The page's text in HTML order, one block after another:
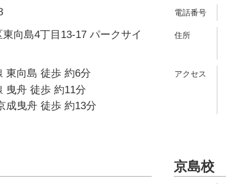
向島4丁目13-17 パークサイ
東向島 徒歩 約6分
曳舟 徒歩 約11分
成曳舟 徒歩 約13分
京島校